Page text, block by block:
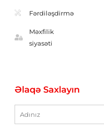
Fərdiləşdirmə
Məxfilik
siyasəti
Əlaqə Saxlayın